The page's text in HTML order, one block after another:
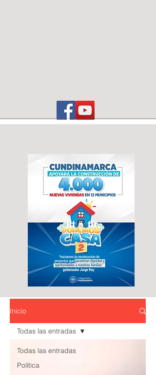
Inicio
Todas las entradas
Política
Todas las entradas